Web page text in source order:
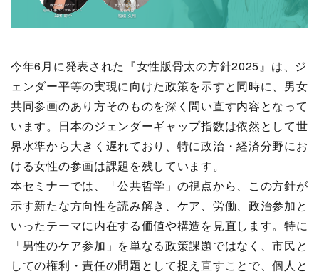
今年6月に発表された『女性版骨太の方針2025』は、ジ
ェンダー平等の実現に向けた政策を示すと同時に、男女
共同参画のあり方そのものを深く問い直す内容となって
います。日本のジェンダーギャップ指数は依然として世
界水準から大きく遅れており、特に政治・経済分野にお
ける女性の参画は課題を残しています。
本セミナーでは、「公共哲学」の視点から、この方針が
示す新たな方向性を読み解き、ケア、労働、政治参加と
いったテーマに内在する価値や構造を見直します。特に
「男性のケア参加」を単なる政策課題ではなく、市民と
しての権利・責任の問題として捉え直すことで、個人と